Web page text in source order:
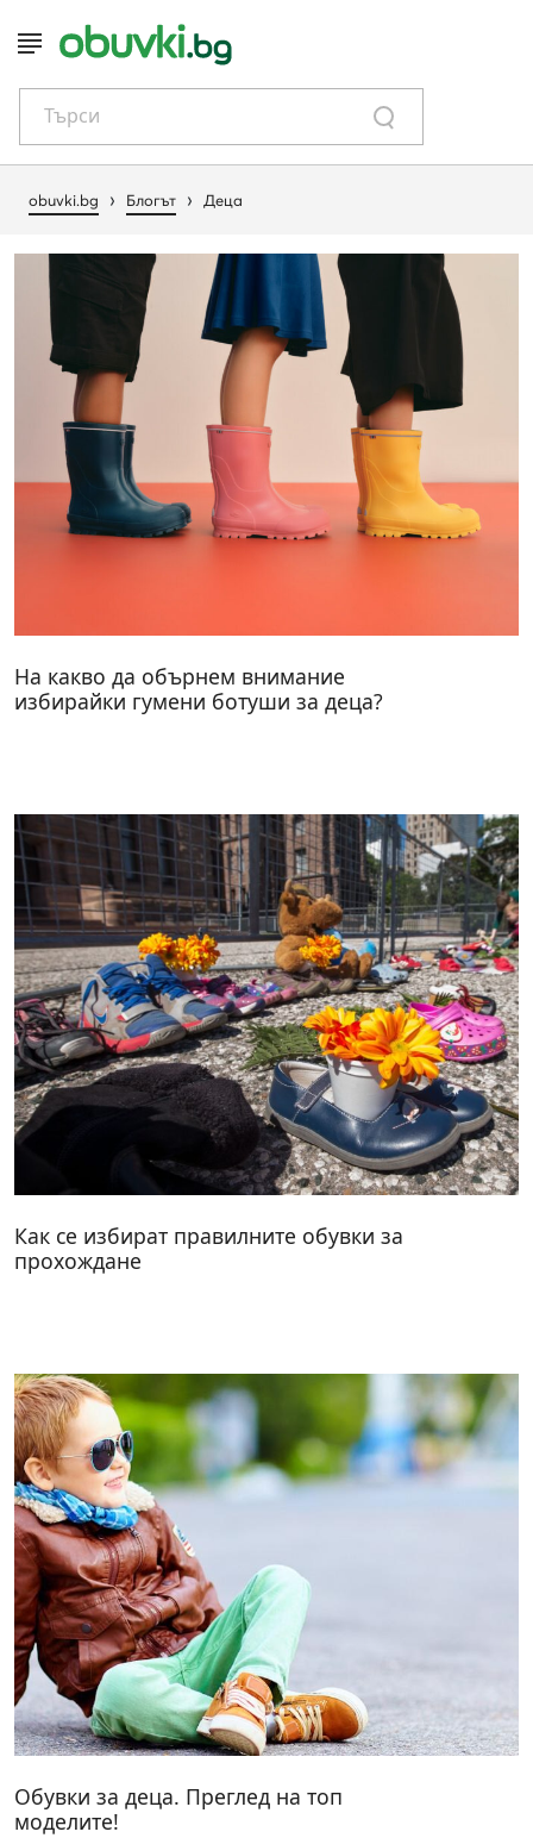
Търси
obuvki.bg › Блогът › Деца
На какво да обърнем внимание
избирайки гумени ботуши за деца?
Как се избират правилните обувки за
прохождане
Обувки за деца. Преглед на топ
моделите!